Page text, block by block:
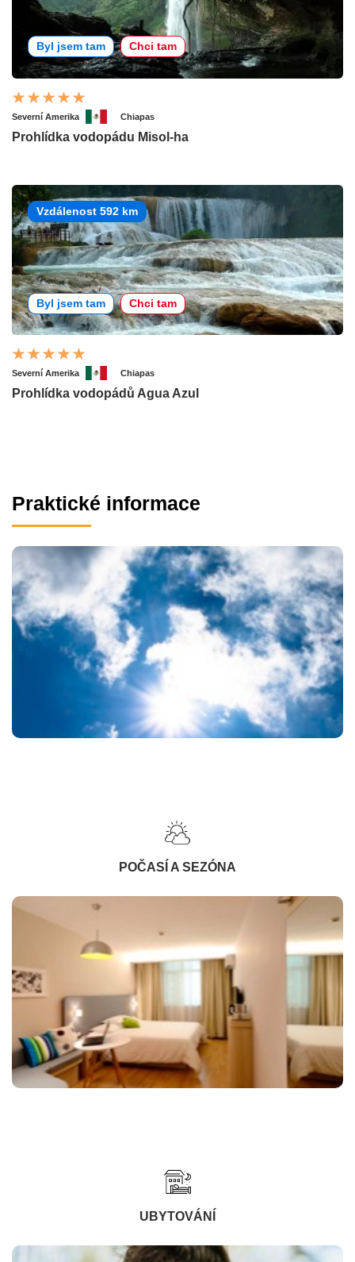
Byl jsem tam Chci tam
Severní Amerika Chiapas
Prohlídka vodopádu Misol-ha
Vzdálenost 592 km
Byl jsem tam Chci tam
Severní Amerika Chiapas
Prohlídka vodopádů Agua Azul
Praktické informace
POČASÍ A SEZÓNA
UBYTOVÁNÍ